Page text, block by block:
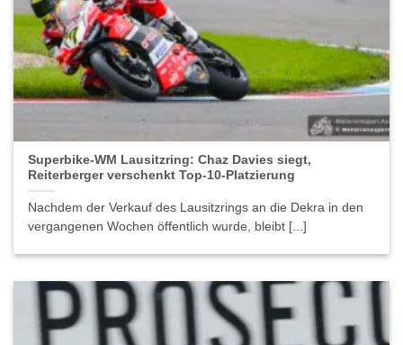
Superbike-WM Lausitzring: Chaz Davies siegt,
Reiterberger verschenkt Top-10-Platzierung
Nachdem der Verkauf des Lausitzrings an die Dekra in den
vergangenen Wochen öffentlich wurde, bleibt [...]